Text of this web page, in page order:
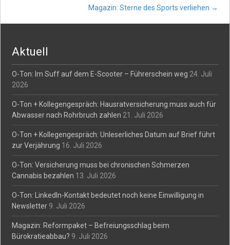
navigation
Magazin: Sterne des Sports verliehen →
Aktuell
O-Ton: Im Suff auf dem E-Scooter – Führerschein weg 24. Juli
2026
O-Ton + Kollegengespräch: Hausratversicherung muss auch für
Abwasser nach Rohrbruch zahlen 21. Juli 2026
O-Ton + Kollegengespräch: Unleserliches Datum auf Brief führt
zur Verjährung 16. Juli 2026
O-Ton: Versicherung muss bei chronischen Schmerzen
Cannabis bezahlen 13. Juli 2026
O-Ton: LinkedIn-Kontakt bedeutet noch keine Einwilligung in
Newsletter 9. Juli 2026
Magazin: Reformpaket – Befreiungsschlag beim
Bürokratieabbau? 9. Juli 2026